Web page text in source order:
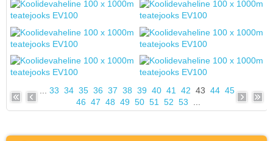
33 34 35 36 37 38 39 40 41 42 43 44 45
46 47 48 49 50 51 52 53